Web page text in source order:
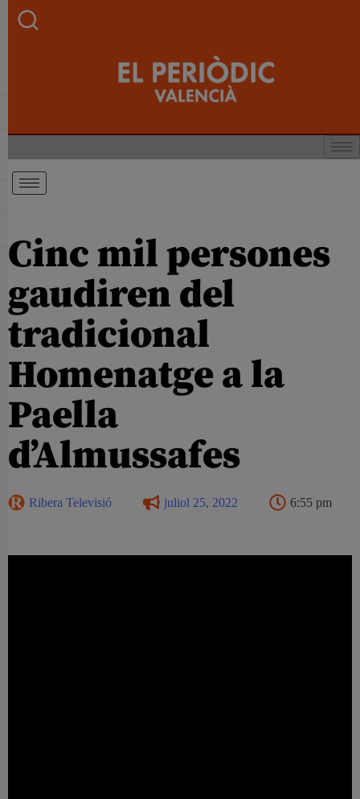
Cinc mil persones
gaudiren del
tradicional
Homenatge a la
Paella
d’Almussafes
Ribera Televisió juliol 25, 2022 6:55 pm